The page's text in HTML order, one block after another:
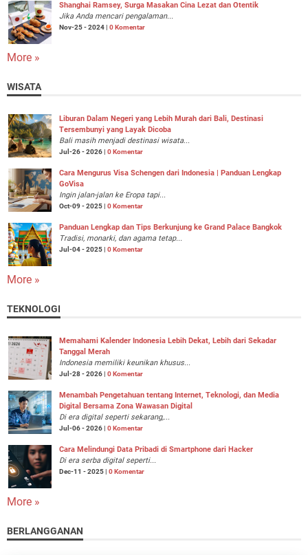
Shanghai Ramsey, Surga Masakan Cina Lezat dan Otentik
Jika Anda mencari pengalaman...
Nov-25 - 2024 | 0 Komentar
More »
WISATA
Liburan Dalam Negeri yang Lebih Murah dari Bali, Destinasi
Tersembunyi yang Layak Dicoba
Bali masih menjadi destinasi wisata...
Jul-26 - 2026 | 0 Komentar
Cara Mengurus Visa Schengen dari Indonesia | Panduan Lengkap
GoVisa
Ingin jalan-jalan ke Eropa tapi...
Oct-09 - 2025 | 0 Komentar
Panduan Lengkap dan Tips Berkunjung ke Grand Palace Bangkok
Tradisi, monarki, dan agama tetap...
Jul-04 - 2025 | 0 Komentar
More »
TEKNOLOGI
Memahami Kalender Indonesia Lebih Dekat, Lebih dari Sekadar
Tanggal Merah
Indonesia memiliki keunikan khusus...
Jul-28 - 2026 | 0 Komentar
Menambah Pengetahuan tentang Internet, Teknologi, dan Media
Digital Bersama Zona Wawasan Digital
Di era digital seperti sekarang,...
Jul-06 - 2026 | 0 Komentar
Cara Melindungi Data Pribadi di Smartphone dari Hacker
Di era serba digital seperti...
Dec-11 - 2025 | 0 Komentar
More »
BERLANGGANAN